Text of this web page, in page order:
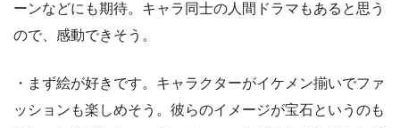
ーンなどにも期待。キャラ同士の人間ドラマもあると思う
ので、感動できそう。
・まず絵が好きです。キャラクターがイケメン揃いでファ
ッションも楽しめそう。彼らのイメージが宝石というのも